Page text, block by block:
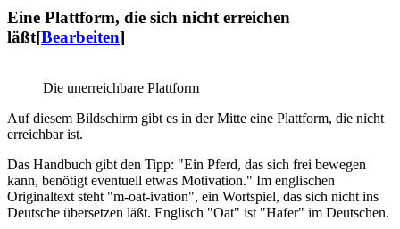
Eine Plattform, die sich nicht erreichen
läßt[Bearbeiten]
Die unerreichbare Plattform
Auf diesem Bildschirm gibt es in der Mitte eine Plattform, die nicht
erreichbar ist.
Das Handbuch gibt den Tipp: "Ein Pferd, das sich frei bewegen
kann, benötigt eventuell etwas Motivation." Im englischen
Originaltext steht "m-oat-ivation", ein Wortspiel, das sich nicht ins
Deutsche übersetzen läßt. Englisch "Oat" ist "Hafer" im Deutschen.